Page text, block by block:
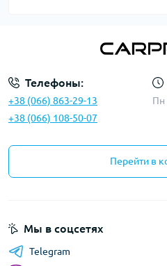
Телефоны:
+38 (066) 863-29-13
+38 (066) 108-50-07
Пн
Перейти в
Мы в соцсетях
Telegram